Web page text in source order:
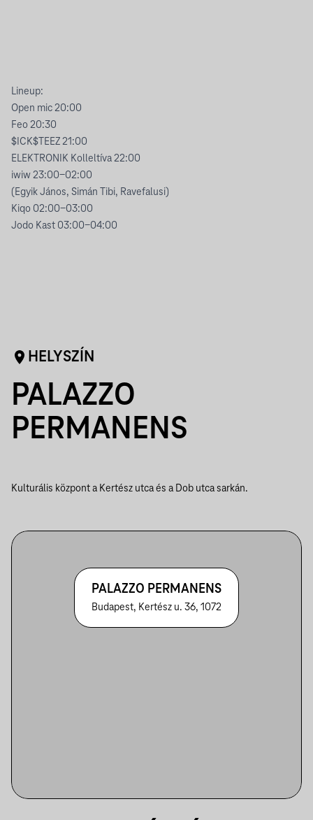
Lineup:
Open mic 20:00
Feo 20:30
$ICK$TEEZ 21:00
ELEKTRONIK Kolleltíva 22:00
iwiw 23:00-02:00
(Egyik János, Simán Tibi, Ravefalusi)
Kiqo 02:00-03:00
Jodo Kast 03:00-04:00
HELYSZÍN
PALAZZO
PERMANENS
Kulturális központ a Kertész utca és a Dob utca sarkán.
PALAZZO PERMANENS
Budapest, Kertész u. 36, 1072